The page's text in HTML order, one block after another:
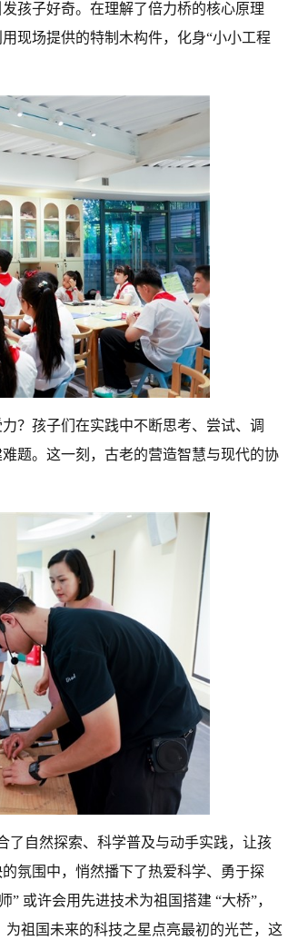
孩子好奇。在理解了倍力桥的核心原理
现场提供的特制木构件，化身“小小工程
？孩子们在实践中不断思考、尝试、调
题。这一刻，古老的营造智慧与现代的协
了自然探索、科学普及与动手实践，让孩
氛围中，悄然播下了热爱科学、勇于探
或许会用先进技术为祖国搭建 “大桥”，
祖国未来的科技之星点亮最初的光芒，这